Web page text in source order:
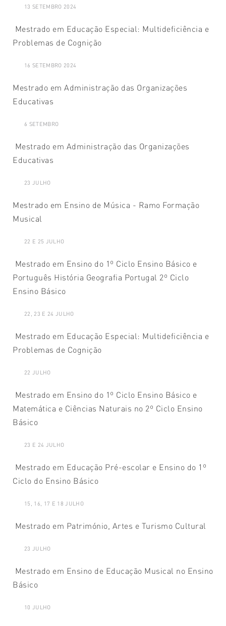
13 SETEMBRO 2024
Mestrado em Educação Especial: Multideficiência e
Problemas de Cognição
16 SETEMBRO 2024
Mestrado em Administração das Organizações
Educativas
6 SETEMBRO
Mestrado em Administração das Organizações
Educativas
23 JULHO
Mestrado em Ensino de Música - Ramo Formação
Musical
22 E 25 JULHO
Mestrado em Ensino do 1º Ciclo Ensino Básico e
Português História Geografia Portugal 2º Ciclo
Ensino Básico
22, 23 E 24 JULHO
Mestrado em Educação Especial: Multideficiência e
Problemas de Cognição
22 JULHO
Mestrado em Ensino do 1º Ciclo Ensino Básico e
Matemática e Ciências Naturais no 2º Ciclo Ensino
Básico
23 E 24 JULHO
Mestrado em Educação Pré-escolar e Ensino do 1º
Ciclo do Ensino Básico
15, 16, 17 E 18 JULHO
Mestrado em Património, Artes e Turismo Cultural
23 JULHO
Mestrado em Ensino de Educação Musical no Ensino
Básico
10 JULHO